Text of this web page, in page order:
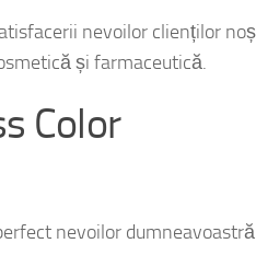
și farmaceutică.